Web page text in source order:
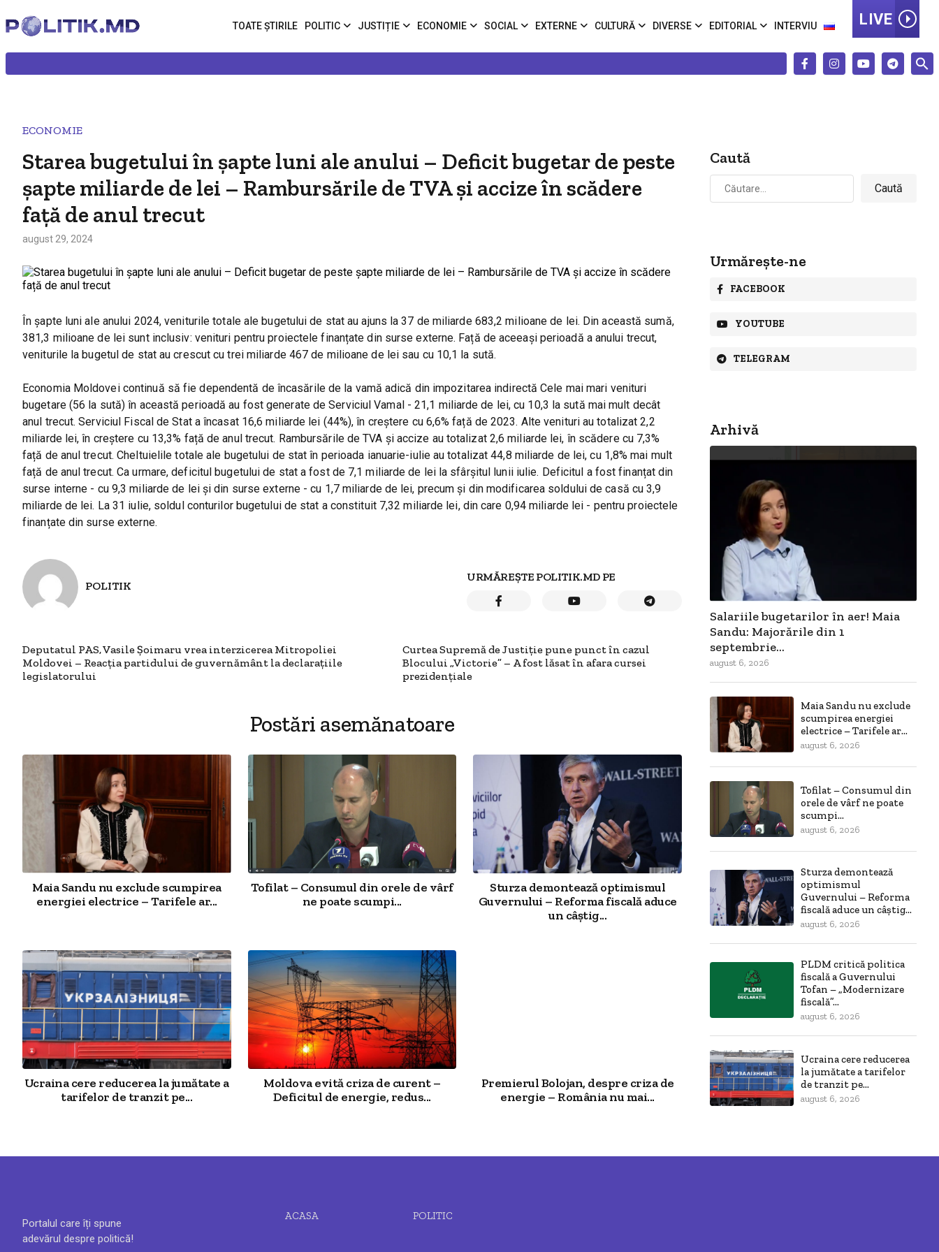
TOATE ȘTIRILE POLITIC JUSTIȚIE ECONOMIE SOCIAL EXTERNE CULTURĂ DIVERSE EDITORIAL INTERVIU LIVE
ECONOMIE
Starea bugetului în șapte luni ale anului – Deficit bugetar de peste
șapte miliarde de lei – Rambursările de TVA și accize în scădere
față de anul trecut
august 29, 2024
În șapte luni ale anului 2024, veniturile totale ale bugetului de stat au ajuns la 37 de miliarde 683,2 milioane de lei. Din această sumă,
381,3 milioane de lei sunt inclusiv: venituri pentru proiectele finanțate din surse externe. Față de aceeași perioadă a anului trecut,
veniturile la bugetul de stat au crescut cu trei miliarde 467 de milioane de lei sau cu 10,1 la sută.
Economia Moldovei continuă să fie dependentă de încasările de la vamă adică din impozitarea indirectă Cele mai mari venituri
bugetare (56 la sută) în această perioadă au fost generate de Serviciul Vamal - 21,1 miliarde de lei, cu 10,3 la sută mai mult decât
anul trecut. Serviciul Fiscal de Stat a încasat 16,6 miliarde lei (44%), în creștere cu 6,6% față de 2023. Alte venituri au totalizat 2,2
miliarde lei, în creștere cu 13,3% față de anul trecut. Rambursările de TVA și accize au totalizat 2,6 miliarde lei, în scădere cu 7,3%
față de anul trecut. Cheltuielile totale ale bugetului de stat în perioada ianuarie-iulie au totalizat 44,8 miliarde de lei, cu 1,8% mai mult
față de anul trecut. Ca urmare, deficitul bugetului de stat a fost de 7,1 miliarde de lei la sfârșitul lunii iulie. Deficitul a fost finanțat din
surse interne - cu 9,3 miliarde de lei și din surse externe - cu 1,7 miliarde de lei, precum și din modificarea soldului de casă cu 3,9
miliarde de lei. La 31 iulie, soldul conturilor bugetului de stat a constituit 7,32 miliarde lei, din care 0,94 miliarde lei - pentru proiectele
finanțate din surse externe.
POLITIK
URMĂREȘTE POLITIK.MD PE
Deputatul PAS, Vasile Șoimaru vrea interzicerea Mitropoliei
Moldovei – Reacția partidului de guvernământ la declarațiile
legislatorului
Curtea Supremă de Justiție pune punct în cazul
Blocului „Victorie” – A fost lăsat în afara cursei
prezidențiale
Postări asemănatoare
Maia Sandu nu exclude scumpirea
energiei electrice – Tarifele ar...
Tofilat – Consumul din orele de vârf
ne poate scumpi...
Sturza demontează optimismul
Guvernului – Reforma fiscală aduce
un câștig...
Ucraina cere reducerea la jumătate a
tarifelor de tranzit pe...
Moldova evită criza de curent –
Deficitul de energie, redus...
Premierul Bolojan, despre criza de
energie – România nu mai...
Caută
Caută
după:
Urmărește-ne
FACEBOOK
YOUTUBE
TELEGRAM
Arhivă
Salariile bugetarilor în aer! Maia
Sandu: Majorările din 1
septembrie...
august 6, 2026
Maia Sandu nu exclude
scumpirea energiei
electrice – Tarifele ar...
august 6, 2026
Tofilat – Consumul din
orele de vârf ne poate
scumpi...
august 6, 2026
Sturza demontează
optimismul
Guvernului – Reforma
fiscală aduce un câștig...
august 6, 2026
PLDM critică politica
fiscală a Guvernului
Tofan – „Modernizare
fiscală”...
august 6, 2026
Ucraina cere reducerea
la jumătate a tarifelor
de tranzit pe...
august 6, 2026
Portalul care îți spune
adevărul despre politică!
ACASA POLITIC